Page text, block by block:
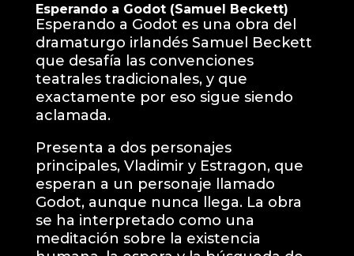
Esperando a Godot (Samuel Beckett)
Esperando a Godot es una obra del
dramaturgo irlandés Samuel Beckett
que desafía las convenciones
teatrales tradicionales, y que
exactamente por eso sigue siendo
aclamada.
Presenta a dos personajes
principales, Vladimir y Estragon, que
esperan a un personaje llamado
Godot, aunque nunca llega. La obra
se ha interpretado como una
meditación sobre la existencia